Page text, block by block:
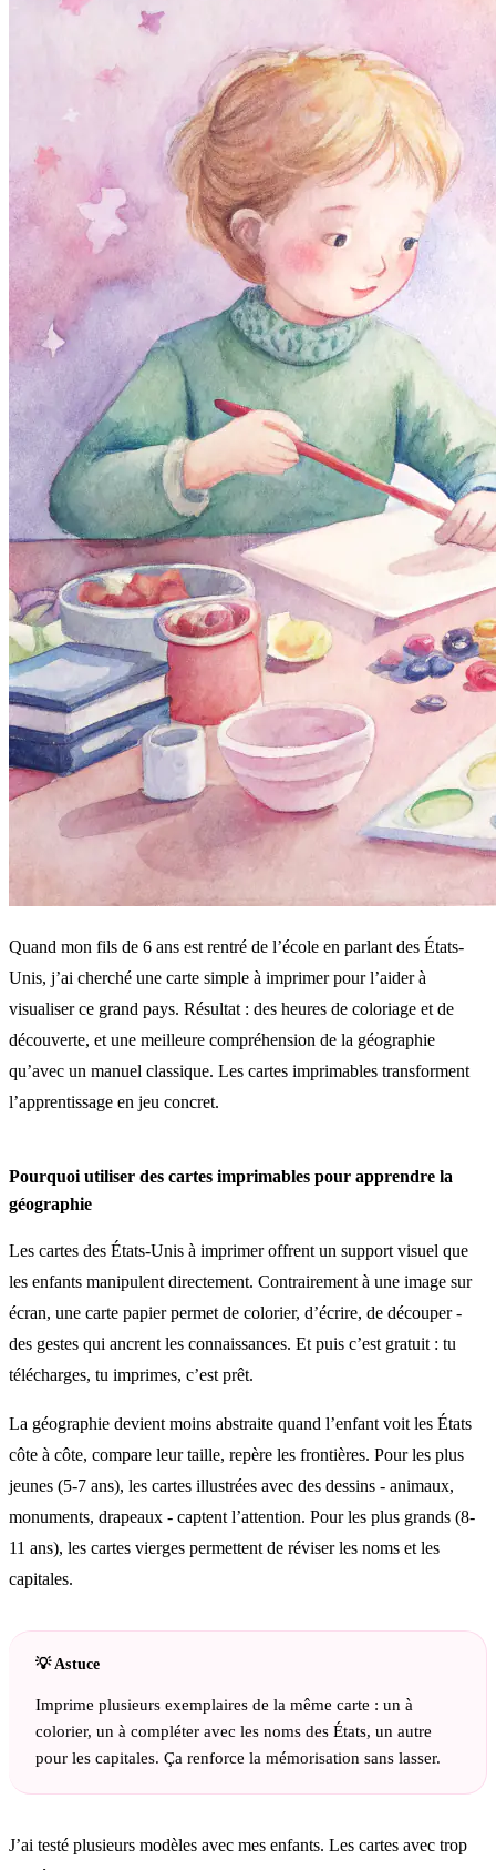
Quand mon fils de 6 ans est rentré de l’école en parlant des États-
Unis, j’ai cherché une carte simple à imprimer pour l’aider à
visualiser ce grand pays. Résultat : des heures de coloriage et de
découverte, et une meilleure compréhension de la géographie
qu’avec un manuel classique. Les cartes imprimables transforment
l’apprentissage en jeu concret.
Pourquoi utiliser des cartes imprimables pour apprendre la
géographie
Les cartes des États-Unis à imprimer offrent un support visuel que
les enfants manipulent directement. Contrairement à une image sur
écran, une carte papier permet de colorier, d’écrire, de découper -
des gestes qui ancrent les connaissances. Et puis c’est gratuit : tu
télécharges, tu imprimes, c’est prêt.
La géographie devient moins abstraite quand l’enfant voit les États
côte à côte, compare leur taille, repère les frontières. Pour les plus
jeunes (5-7 ans), les cartes illustrées avec des dessins - animaux,
monuments, drapeaux - captent l’attention. Pour les plus grands (8-
11 ans), les cartes vierges permettent de réviser les noms et les
capitales.
Imprime plusieurs exemplaires de la même carte : un à
colorier, un à compléter avec les noms des États, un autre
pour les capitales. Ça renforce la mémorisation sans lasser.
J’ai testé plusieurs modèles avec mes enfants. Les cartes avec trop